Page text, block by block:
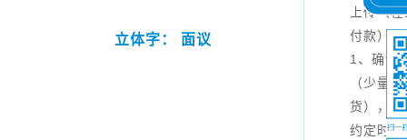
立体字： 面议
上传（
付款）
1、确认
（少量
货），
约定时